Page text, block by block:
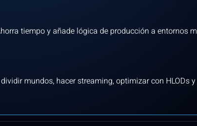
tiempo y añade lógica de producción a entornos
mundos, hacer streaming, optimizar con HLODs y